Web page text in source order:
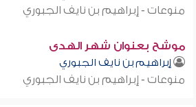
منوعات - إبراهيم بن نايف الجبوري
موشح بعنوان شهر الهدى
إبراهيم بن نايف الجبوري
منوعات - إبراهيم بن نايف الجبوري